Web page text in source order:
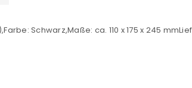
NEWSLETTER ABONNIEREN
Schwarz,Maße: ca. 110 x 175 x 245